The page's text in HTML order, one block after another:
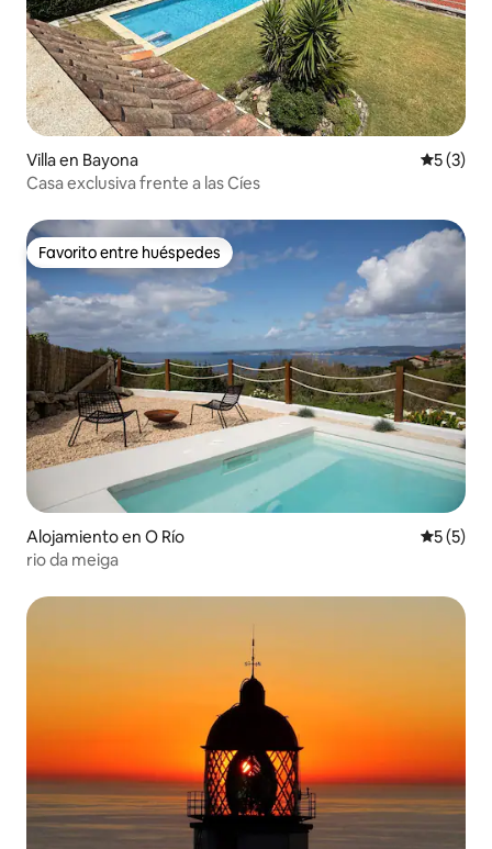
Villa en Bayona
5 (3)
Casa exclusiva frente a las Cíes
Favorito entre huéspedes
Favorito entre huéspedes
Alojamiento en O Río
5 (5)
rio da meiga